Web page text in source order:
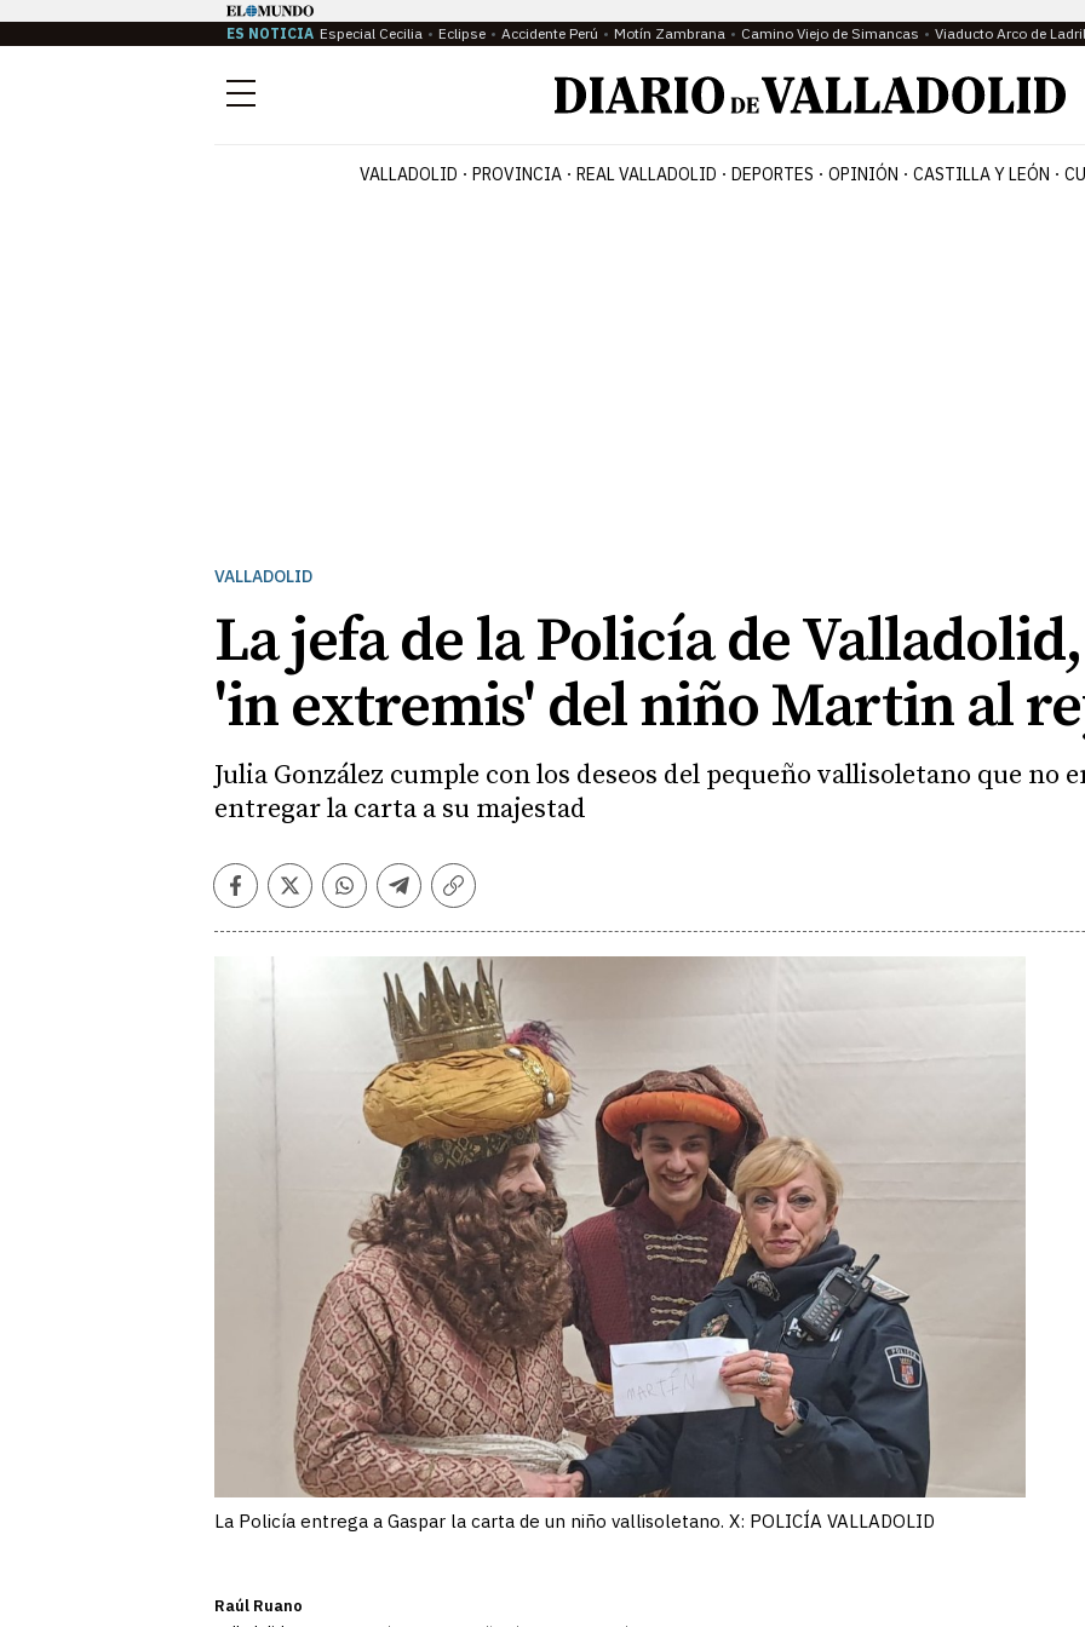
ES NOTICIA Especial Cecilia Eclipse Accidente Perú Motín Zambrana Camino Viejo de Simancas Viaducto Arco de
Menú
VALLADOLID PROVINCIA REAL VALLADOLID DEPORTES OPINIÓN CASTILLA Y LEÓN
VALLADOLID
La jefa de la Policía de
'in extremis' del niño Martin al
Julia González cumple con los deseos del pequeño vallisoletano que no
entregar la carta a su majestad
Facebook
TwitterWhatsapp
Telegram
Copiar
La Policía entrega a Gaspar la carta de un niño vallisoletano. X: POLICÍA VALLADOLID
Raúl Ruano